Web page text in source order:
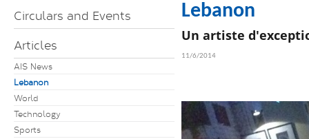
Circulars and Events
Articles
AIS News
Lebanon
World
Technology
Sports
Lebanon
Un artiste
11/6/2014